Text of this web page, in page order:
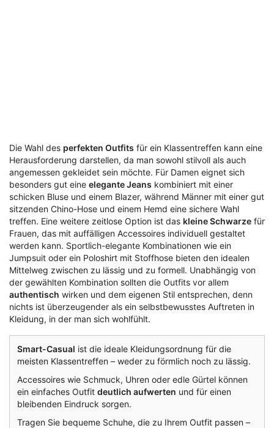
Die Wahl des perfekten Outfits für ein Klassentreffen kann eine
Herausforderung darstellen, da man sowohl stilvoll als auch
angemessen gekleidet sein möchte. Für Damen eignet sich
besonders gut eine elegante Jeans kombiniert mit einer
schicken Bluse und einem Blazer, während Männer mit einer gut
sitzenden Chino-Hose und einem Hemd eine sichere Wahl
treffen. Eine weitere zeitlose Option ist das kleine Schwarze für
Frauen, das mit auffälligen Accessoires individuell gestaltet
werden kann. Sportlich-elegante Kombinationen wie ein
Jumpsuit oder ein Poloshirt mit Stoffhose bieten den idealen
Mittelweg zwischen zu lässig und zu formell. Unabhängig von
der gewählten Kombination sollten die Outfits vor allem
authentisch wirken und dem eigenen Stil entsprechen, denn
nichts ist überzeugender als ein selbstbewusstes Auftreten in
Kleidung, in der man sich wohlfühlt.
Smart-Casual ist die ideale Kleidungsordnung für die
meisten Klassentreffen – weder zu förmlich noch zu lässig.
Accessoires wie Schmuck, Uhren oder edle Gürtel können
ein einfaches Outfit deutlich aufwerten und für einen
bleibenden Eindruck sorgen.
Tragen Sie bequeme Schuhe, die zu Ihrem Outfit passen –